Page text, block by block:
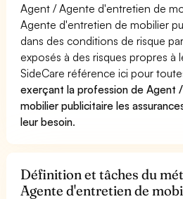
Agent / Agente d'entretien de
Agente d'entretien de mobilier
dans des conditions de risque
exposés à des risques propres à
SideCare référence ici pour
exerçant la profession de Agent
mobilier publicitaire les
leur besoin.
Définition et tâches du
Agente d'entretien de